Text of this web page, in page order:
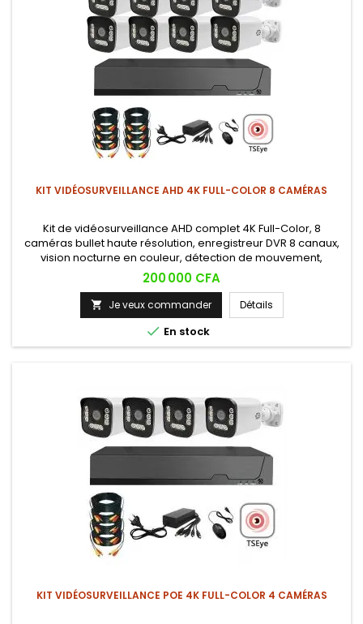
KIT VIDÉOSURVEILLANCE AHD 4K FULL-COLOR 8 CAMÉRAS
Kit de vidéosurveillance AHD complet 4K Full-Color, 8
caméras bullet haute résolution, enregistreur DVR 8 canaux,
vision nocturne en couleur, détection de mouvement,
visualisation en temps réel sur smartphone. Système facile à
installer et à utiliser.
Prix
200 000 CFA
 Je veux commander Détails
 En stock
KIT VIDÉOSURVEILLANCE POE 4K FULL-COLOR 4 CAMÉRAS